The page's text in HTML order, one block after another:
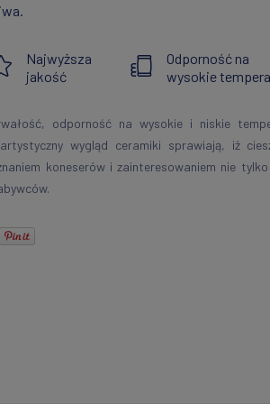
Najwyższa
jakość
Odporność na
wysokie
odporność na wysokie i niskie
wygląd ceramiki sprawiają, iż
koneserów i zainteresowaniem nie